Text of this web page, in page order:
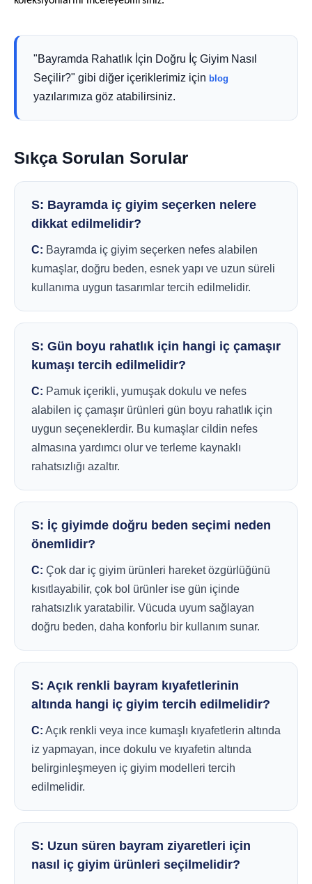
"Bayramda Rahatlık İçin Doğru İç Giyim Nasıl
Seçilir?" gibi diğer içeriklerimiz için blog
yazılarımıza göz atabilirsiniz.
Sıkça Sorulan Sorular
S: Bayramda iç giyim seçerken nelere
dikkat edilmelidir?
C: Bayramda iç giyim seçerken nefes alabilen
kumaşlar, doğru beden, esnek yapı ve uzun süreli
kullanıma uygun tasarımlar tercih edilmelidir.
S: Gün boyu rahatlık için hangi iç çamaşır
kumaşı tercih edilmelidir?
C: Pamuk içerikli, yumuşak dokulu ve nefes
alabilen iç çamaşır ürünleri gün boyu rahatlık için
uygun seçeneklerdir. Bu kumaşlar cildin nefes
almasına yardımcı olur ve terleme kaynaklı
rahatsızlığı azaltır.
S: İç giyimde doğru beden seçimi neden
önemlidir?
C: Çok dar iç giyim ürünleri hareket özgürlüğünü
kısıtlayabilir, çok bol ürünler ise gün içinde
rahatsızlık yaratabilir. Vücuda uyum sağlayan
doğru beden, daha konforlu bir kullanım sunar.
S: Açık renkli bayram kıyafetlerinin
altında hangi iç giyim tercih edilmelidir?
C: Açık renkli veya ince kumaşlı kıyafetlerin altında
iz yapmayan, ince dokulu ve kıyafetin altında
belirginleşmeyen iç giyim modelleri tercih
edilmelidir.
S: Uzun süren bayram ziyaretleri için
nasıl iç giyim ürünleri seçilmelidir?